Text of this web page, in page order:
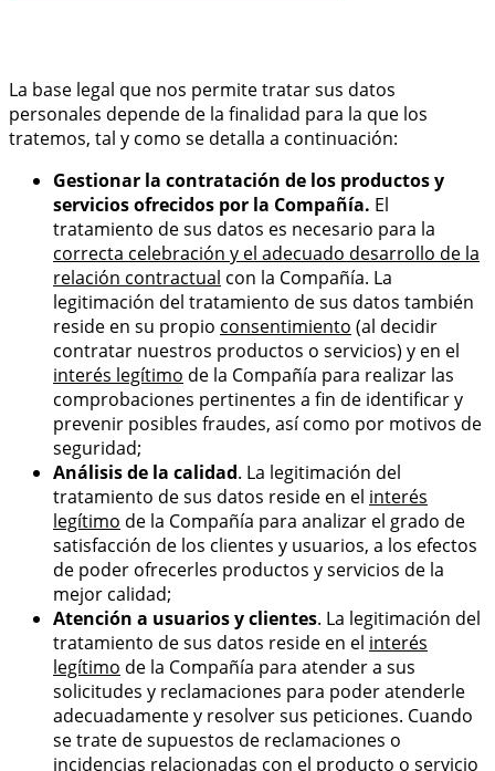
La base legal que nos permite tratar sus datos
personales depende de la finalidad para la que los
tratemos, tal y como se detalla a continuación:
Gestionar la contratación de los productos y
servicios ofrecidos por la Compañía. El
tratamiento de sus datos es necesario para la
correcta celebración y el adecuado desarrollo de la
relación contractual con la Compañía. La
legitimación del tratamiento de sus datos también
reside en su propio consentimiento (al decidir
contratar nuestros productos o servicios) y en el
interés legítimo de la Compañía para realizar las
comprobaciones pertinentes a fin de identificar y
prevenir posibles fraudes, así como por motivos de
seguridad;
Análisis de la calidad. La legitimación del
tratamiento de sus datos reside en el interés
legítimo de la Compañía para analizar el grado de
satisfacción de los clientes y usuarios, a los efectos
de poder ofrecerles productos y servicios de la
mejor calidad;
Atención a usuarios y clientes. La legitimación del
tratamiento de sus datos reside en el interés
legítimo de la Compañía para atender a sus
solicitudes y reclamaciones para poder atenderle
adecuadamente y resolver sus peticiones. Cuando
se trate de supuestos de reclamaciones o
incidencias relacionadas con el producto o servicio